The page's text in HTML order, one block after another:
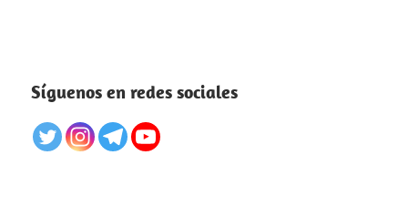
Síguenos en redes sociales